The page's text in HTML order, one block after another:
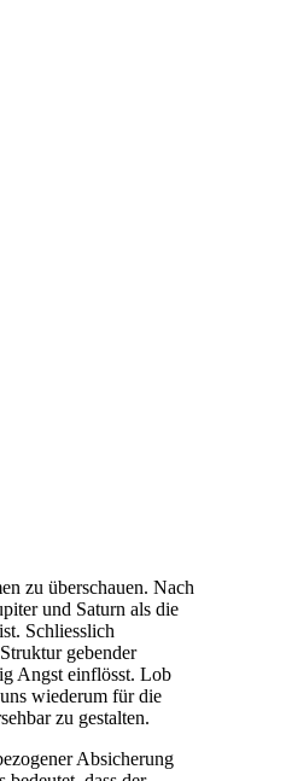
zu überschauen. Nach
und Saturn als die
Schliesslich
gebender
Angst einflösst. Lob
wiederum für die
zu gestalten.
Absicherung